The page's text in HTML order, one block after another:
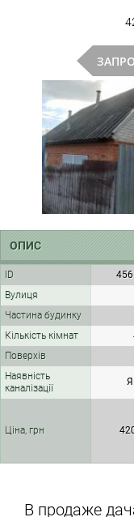
ОПИС
ID
Вулиця
Частина будинку
Кількість кімнат
Поверхів
Наявність
каналізації
Ціна, грн
В продаже